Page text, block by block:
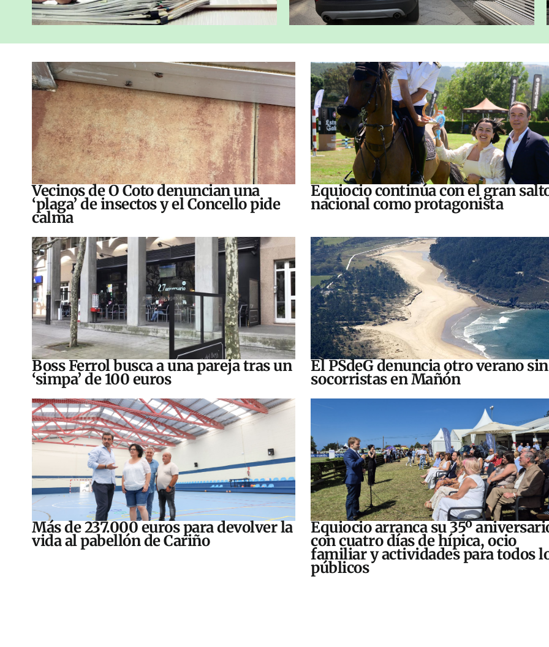
Vecinos de O Coto denuncian una
‘plaga’ de insectos y el Concello pide
calma
Equiocio continúa con el gran
nacional como protagonista
Boss Ferrol busca a una pareja tras un
‘simpa’ de 100 euros
El PSdeG denuncia otro verano sin
socorristas en Mañón
Más de 237.000 euros para devolver la
vida al pabellón de Cariño
Equiocio arranca su 35º
con cuatro días de hípica, ocio
familiar y actividades para todos
públicos